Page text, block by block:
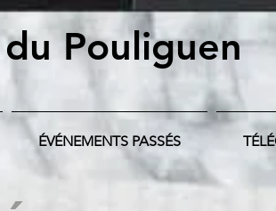
Pouliguen
ÉVÉNEMENTS PASSÉS